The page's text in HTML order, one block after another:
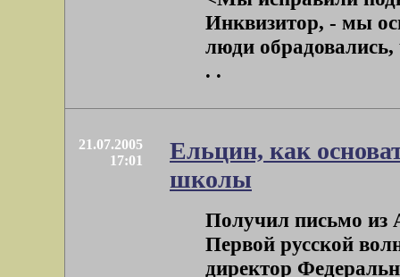
Инквизитор, - мы
люди обрадовались,
. .
21.07.2005
17:01
Ельцин, как
школы
Получил письмо из
Первой русской
директор